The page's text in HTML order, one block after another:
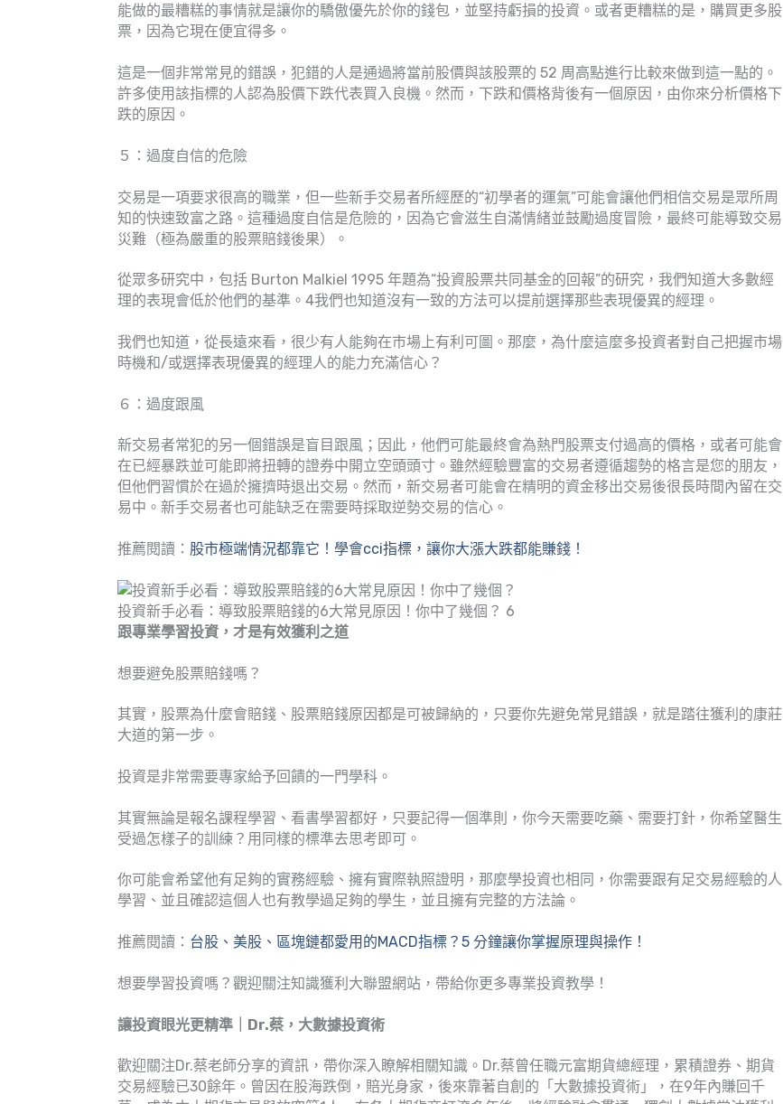
能做的最糟糕的事情就是讓你的驕傲優先於你的錢包，並堅持虧損的投資。或者更糟糕的是，購買更多股
票，因為它現在便宜得多。
這是一個非常常見的錯誤，犯錯的人是通過將當前股價與該股票的 52 周高點進行比較來做到這一點的。
許多使用該指標的人認為股價下跌代表買入良機。然而，下跌和價格背後有一個原因，由你來分析價格下
跌的原因。
５：過度自信的危險
交易是一項要求很高的職業，但一些新手交易者所經歷的“初學者的運氣”可能會讓他們相信交易是眾所周
知的快速致富之路。這種過度自信是危險的，因為它會滋生自滿情緒並鼓勵過度冒險，最終可能導致交易
災難（極為嚴重的股票賠錢後果）。
從眾多研究中，包括 Burton Malkiel 1995 年題為“投資股票共同基金的回報”的研究，我們知道大多數經
理的表現會低於他們的基準。4我們也知道沒有一致的方法可以提前選擇那些表現優異的經理。
我們也知道，從長遠來看，很少有人能夠在市場上有利可圖。那麼，為什麼這麼多投資者對自己把握市場
時機和/或選擇表現優異的經理人的能力充滿信心？
６：過度跟風
新交易者常犯的另一個錯誤是盲目跟風；因此，他們可能最終會為熱門股票支付過高的價格，或者可能會
在已經暴跌並可能即將扭轉的證券中開立空頭頭寸。雖然經驗豐富的交易者遵循趨勢的格言是您的朋友，
但他們習慣於在過於擁擠時退出交易。然而，新交易者可能會在精明的資金移出交易後很長時間內留在交
易中。新手交易者也可能缺乏在需要時採取逆勢交易的信心。
推薦閱讀： 股市極端情況都靠它！學會cci指標，讓你大漲大跌都能賺錢！
投資新手必看：導致股票賠錢的6大常見原因！你中了幾個？ 6
跟專業學習投資，才是有效獲利之道
想要避免股票賠錢嗎？
其實，股票為什麼會賠錢、股票賠錢原因都是可被歸納的，只要你先避免常見錯誤，就是踏往獲利的康莊
大道的第一步。
投資是非常需要專家給予回饋的一門學科。
其實無論是報名課程學習、看書學習都好，只要記得一個準則，你今天需要吃藥、需要打針，你希望醫生
受過怎樣子的訓練？用同樣的標準去思考即可。
你可能會希望他有足夠的實務經驗、擁有實際執照證明，那麼學投資也相同，你需要跟有足交易經驗的人
學習、並且確認這個人也有教學過足夠的學生，並且擁有完整的方法論。
推薦閱讀： 台股、美股、區塊鏈都愛用的MACD指標？5 分鐘讓你掌握原理與操作！
想要學習投資嗎？觀迎關注知識獲利大聯盟網站，帶給你更多專業投資教學！
讓投資眼光更精準｜Dr.蔡，大數據投資術
歡迎關注Dr.蔡老師分享的資訊，帶你深入瞭解相關知識。Dr.蔡曾任職元富期貨總經理，累積證券、期貨
交易經驗已30餘年。曾因在股海跌倒，賠光身家，後來靠著自創的「大數據投資術」，在9年內賺回千